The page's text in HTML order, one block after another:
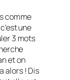
comme
une
3 mots
et on
alors ! Dis